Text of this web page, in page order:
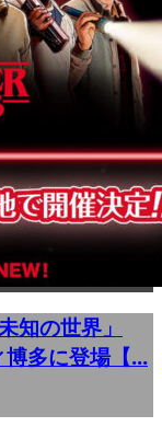
知の世界」
博多に登場【...